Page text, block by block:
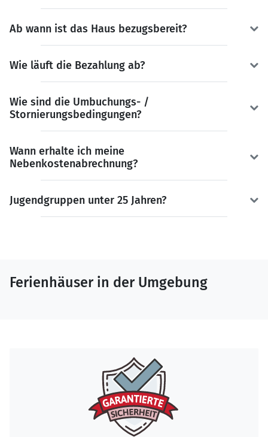
Ab wann ist das Haus bezugsbereit?
Wie läuft die Bezahlung ab?
Wie sind die Umbuchungs- /
Stornierungsbedingungen?
Wann erhalte ich meine
Nebenkostenabrechnung?
Jugendgruppen unter 25 Jahren?
Ferienhäuser in der Umgebung